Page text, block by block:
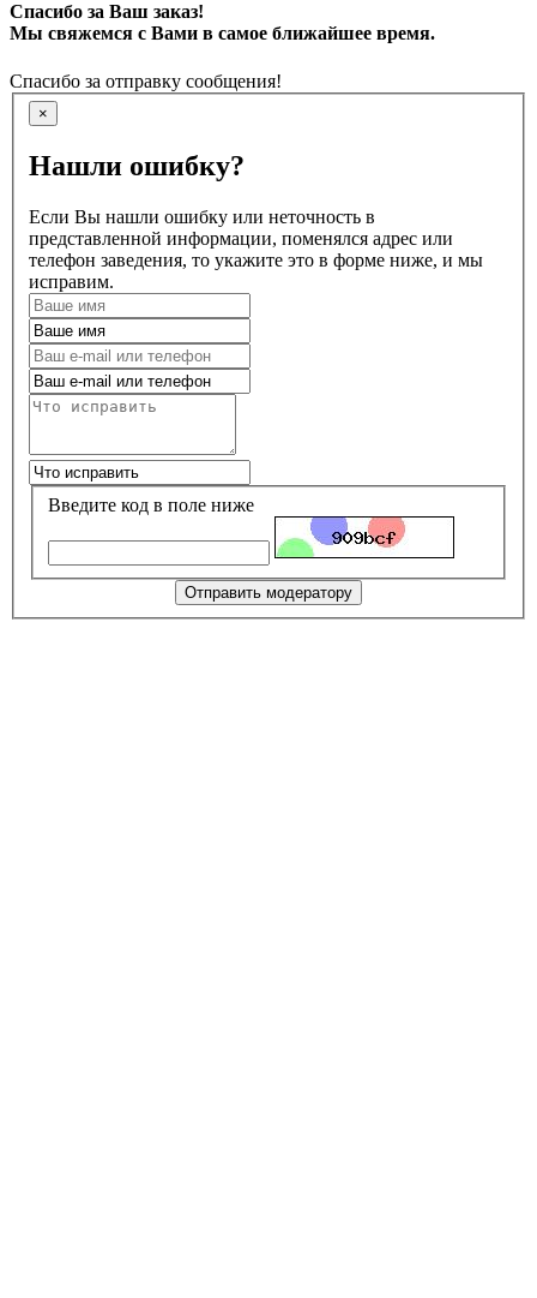
Спасибо за Ваш заказ!
Мы свяжемся с Вами в самое ближайшее время.
Спасибо за отправку сообщения!
×
Нашли ошибку?
Если Вы нашли ошибку или неточность в
представленной информации, поменялся адрес или
телефон заведения, то укажите это в форме ниже, и мы
исправим.
Введите код в поле ниже
Отправить модератору